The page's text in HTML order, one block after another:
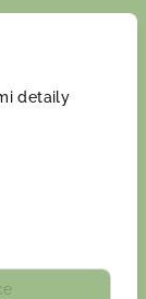
detaily